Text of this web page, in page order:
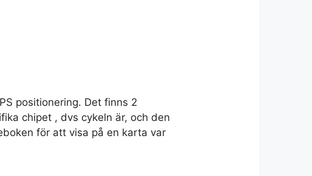
positionering. Det finns 2
chipet , dvs cykeln är, och den
för att visa på en karta var